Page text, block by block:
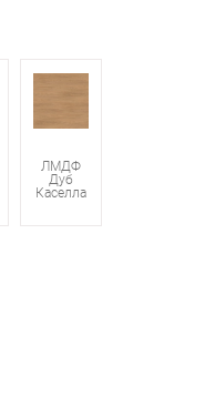
ЛМДФ
Дуб
Каселла